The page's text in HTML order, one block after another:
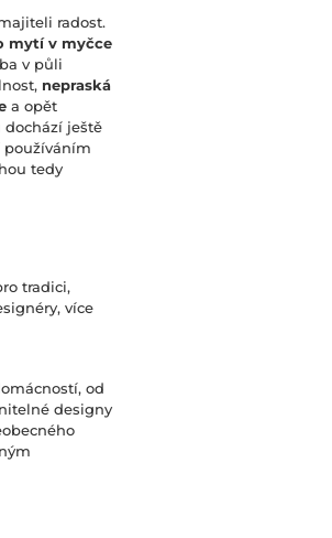
radost.
mytí v myčce
v půli
nepraská
a opět
ještě
používáním
tedy
tradici,
více
od
designy